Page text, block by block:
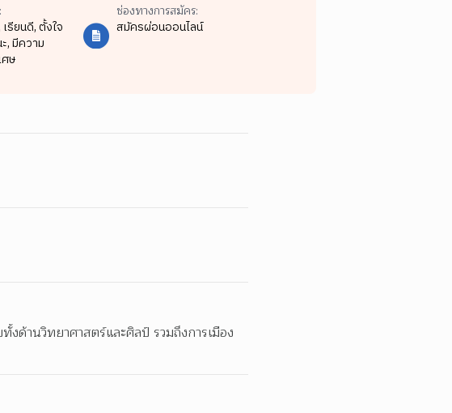
เรียนดี,ตั้งใจ
,มีความ
ษ
ช่องทางการสมัคร:
สมัครผ่อนออนไลน์
ด้านวิทยาศาสตร์และศิลป์ รวมถึงการเมือง